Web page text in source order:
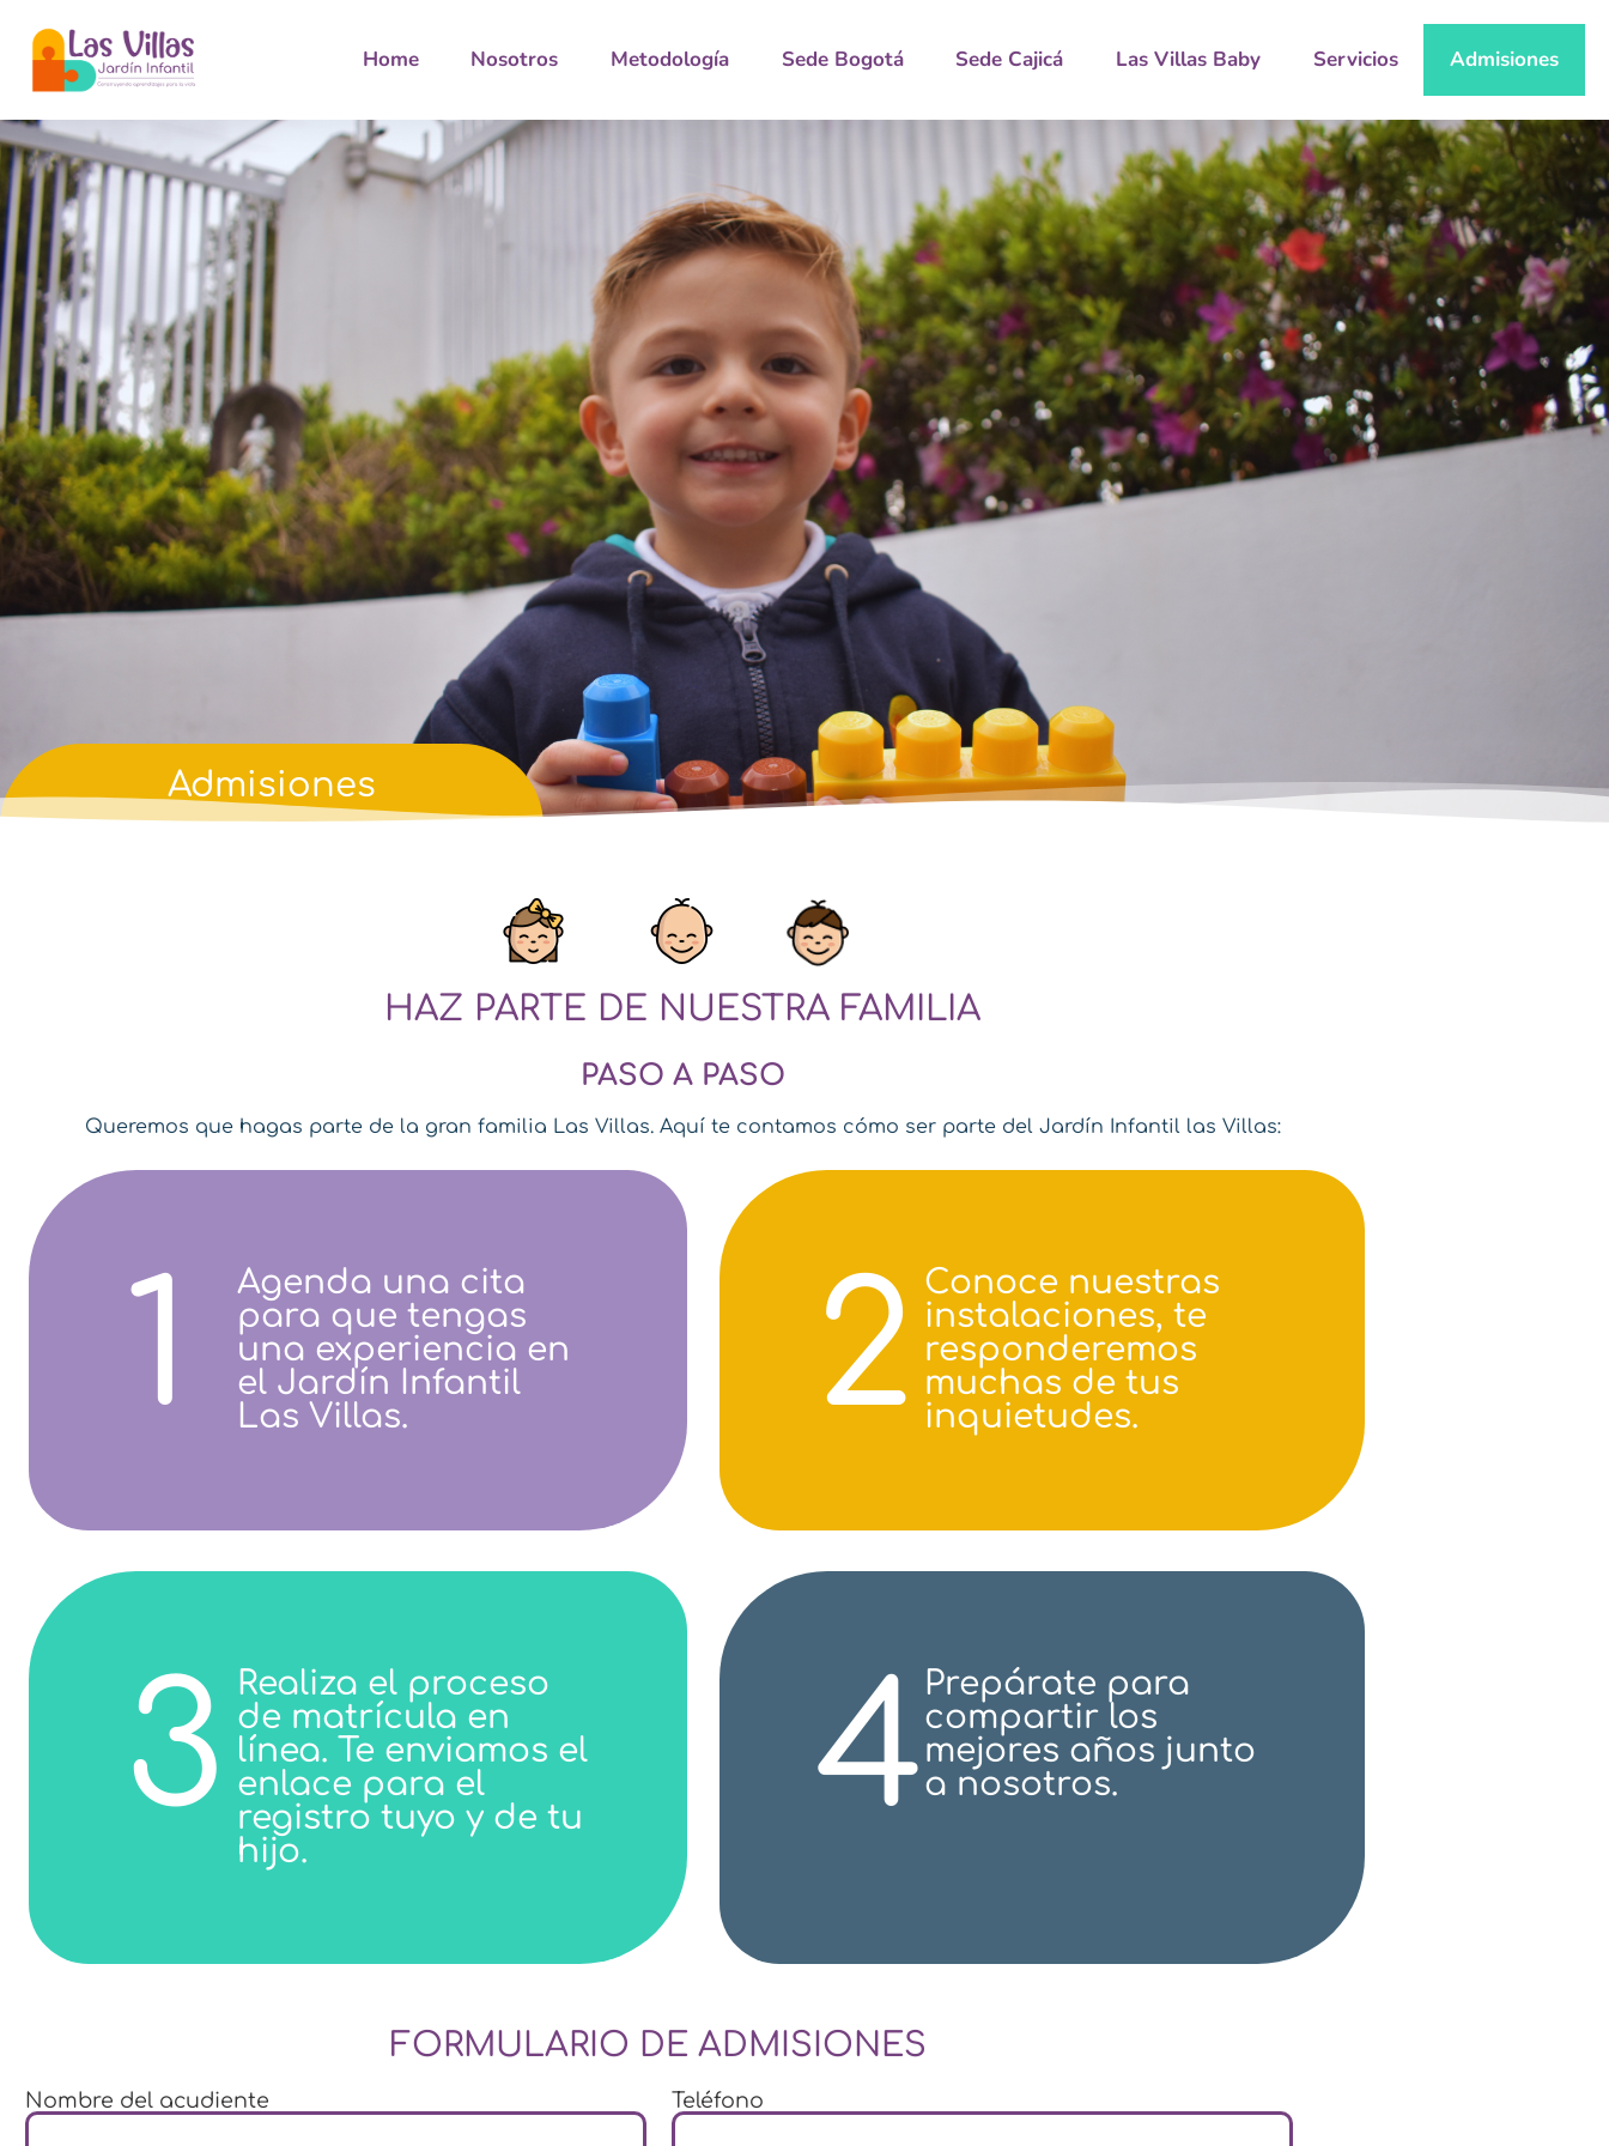
Home Nosotros Metodología Sede Bogotá Sede Cajicá Las Villas Baby Servicios Admisiones
Admisiones
HAZ PARTE DE NUESTRA FAMILIA
PASO A PASO
Queremos que hagas parte de la gran familia Las Villas. Aquí te contamos cómo ser parte del Jardín Infantil las Villas:
1
Agenda una cita
para que tengas
una experiencia en
el Jardín Infantil
Las Villas.
2 Conoce nuestras
instalaciones, te
responderemos
muchas de tus
inquietudes.
3 Realiza el proceso
de matrícula en
línea. Te enviamos el
enlace para el
registro tuyo y de tu
hijo.
4 Prepárate para
compartir los
mejores años junto
a nosotros.
FORMULARIO DE ADMISIONES
Nombre del acudiente Teléfono